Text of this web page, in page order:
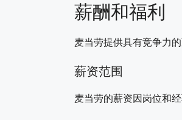
薪酬和福利
麦当劳提供具有竞争力
薪资范围
麦当劳的薪资因岗位和